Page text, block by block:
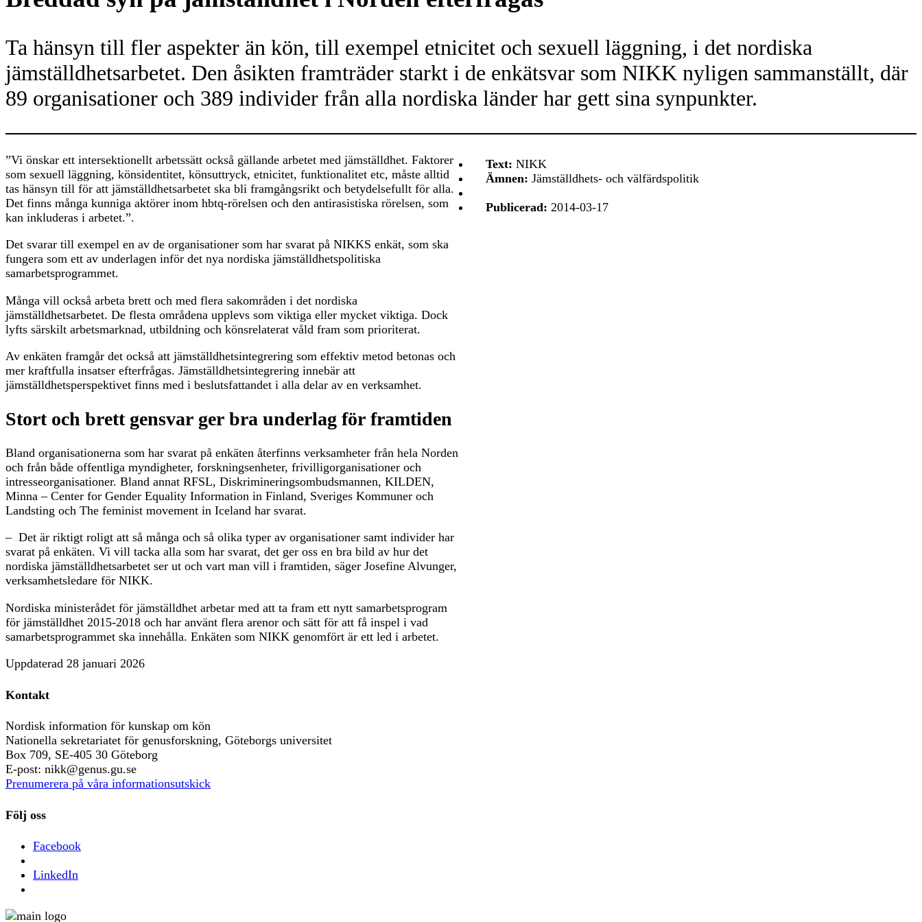
Ta hänsyn till fler aspekter än kön, till exempel etnicitet och sexuell läggning, i det nordiska
jämställdhetsarbetet. Den åsikten framträder starkt i de enkätsvar som NIKK nyligen sammanställt, där
89 organisationer och 389 individer från alla nordiska länder har gett sina synpunkter.
”Vi önskar ett intersektionellt arbetssätt också gällande arbetet med jämställdhet. Faktorer
som sexuell läggning, könsidentitet, könsuttryck, etnicitet, funktionalitet etc, måste alltid
tas hänsyn till för att jämställdhetsarbetet ska bli framgångsrikt och betydelsefullt för alla.
Det finns många kunniga aktörer inom hbtq-rörelsen och den antirasistiska rörelsen, som
kan inkluderas i arbetet.”.
Det svarar till exempel en av de organisationer som har svarat på NIKKS enkät, som ska
fungera som ett av underlagen inför det nya nordiska jämställdhetspolitiska
samarbetsprogrammet.
Många vill också arbeta brett och med flera sakområden i det nordiska
jämställdhetsarbetet. De flesta områdena upplevs som viktiga eller mycket viktiga. Dock
lyfts särskilt arbetsmarknad, utbildning och könsrelaterat våld fram som prioriterat.
Av enkäten framgår det också att jämställdhetsintegrering som effektiv metod betonas och
mer kraftfulla insatser efterfrågas. Jämställdhetsintegrering innebär att
jämställdhetsperspektivet finns med i beslutsfattandet i alla delar av en verksamhet.
Stort och brett gensvar ger bra underlag för framtiden
Bland organisationerna som har svarat på enkäten återfinns verksamheter från hela Norden
och från både offentliga myndigheter, forskningsenheter, frivilligorganisationer och
intresseorganisationer. Bland annat RFSL, Diskrimineringsombudsmannen, KILDEN,
Minna – Center for Gender Equality Information in Finland, Sveriges Kommuner och
Landsting och The feminist movement in Iceland har svarat.
– Det är riktigt roligt att så många och så olika typer av organisationer samt individer har
svarat på enkäten. Vi vill tacka alla som har svarat, det ger oss en bra bild av hur det
nordiska jämställdhetsarbetet ser ut och vart man vill i framtiden, säger Josefine Alvunger,
verksamhetsledare för NIKK.
Nordiska ministerådet för jämställdhet arbetar med att ta fram ett nytt samarbetsprogram
för jämställdhet 2015-2018 och har använt flera arenor och sätt för att få inspel i vad
samarbetsprogrammet ska innehålla. Enkäten som NIKK genomfört är ett led i arbetet.
Text:NIKK
Ämnen: Jämställdhets- och välfärdspolitik
Publicerad: 2014-03-17
Uppdaterad 28 januari 2026
Kontakt
Nordisk information för kunskap om kön
Nationella sekretariatet för genusforskning, Göteborgs universitet
Box 709, SE-405 30 Göteborg
E-post: nikk@genus.gu.se
Prenumerera på våra informationsutskick
Följ oss
Facebook
LinkedIn